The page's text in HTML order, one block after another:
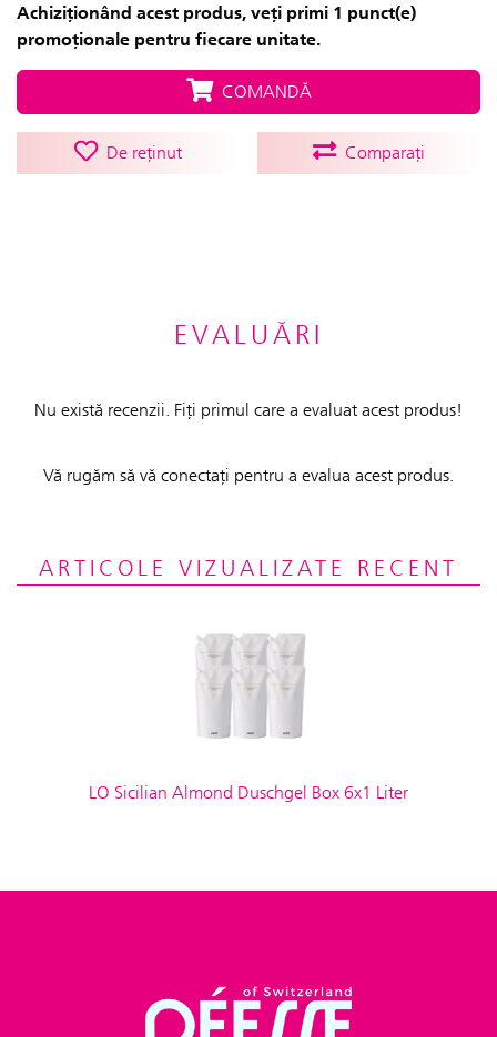
Achiziționând acest produs, veți primi 1 punct(e)
promoționale pentru fiecare unitate.
COMANDĂ
De reținut Comparați
EVALUĂRI
Nu există recenzii. Fiți primul care a evaluat acest produs!
Vă rugăm să vă conectați pentru a evalua acest produs.
ARTICOLE VIZUALIZATE RECENT
LO Sicilian Almond Duschgel Box 6x1 Liter